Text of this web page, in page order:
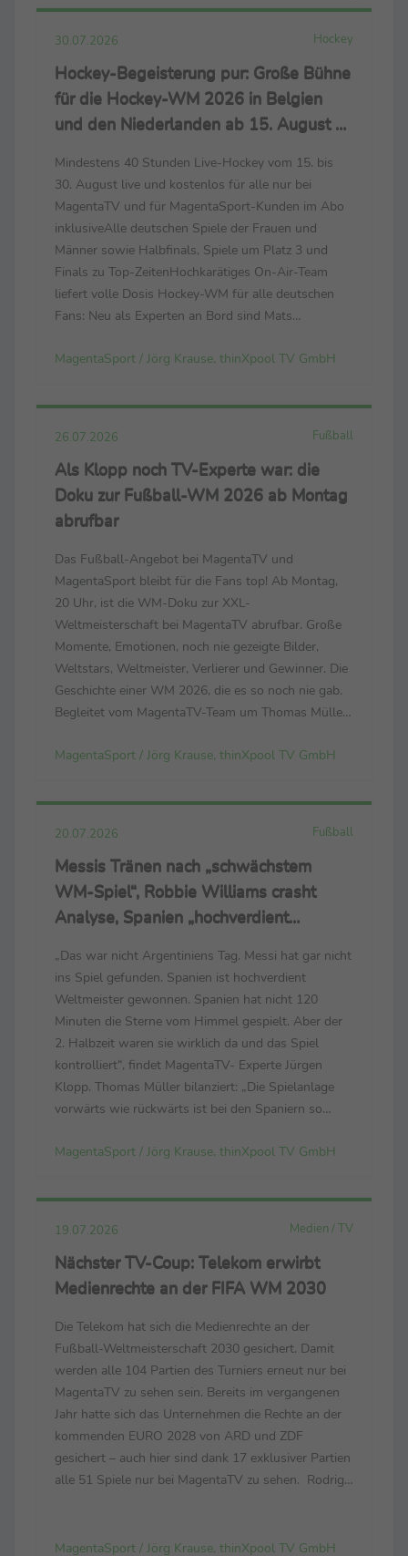
30.07.2026 Hockey
Hockey-Begeisterung pur: Große Bühne
für die Hockey-WM 2026 in Belgien
und den Niederlanden ab 15. August –
MagentaTV
Mindestens 40 Stunden Live-Hockey vom 15. bis
30. August live und kostenlos für alle nur bei
MagentaTV und für MagentaSport-Kunden im Abo
inklusiveAlle deutschen Spiele der Frauen und
Männer sowie Halbfinals, Spiele um Platz 3 und
Finals zu Top-ZeitenHochkarätiges On-Air-Team
liefert volle Dosis Hockey-WM für alle deutschen
Fans: Neu als Experten an Bord sind Mats
Leistungsträger ihrer Nationalteams Der
MagentaSport / Jörg Krause, thinXpool TV GmbH
26.07.2026 Fußball
Als Klopp noch TV-Experte war: die
Doku zur Fußball-WM 2026 ab Montag
abrufbar
Das Fußball-Angebot bei MagentaTV und
MagentaSport bleibt für die Fans top! Ab Montag,
20 Uhr, ist die WM-Doku zur XXL-
Weltmeisterschaft bei MagentaTV abrufbar. Große
Momente, Emotionen, noch nie gezeigte Bilder,
Weltstars, Weltmeister, Verlierer und Gewinner. Die
Geschichte einer WM 2026, die es so noch nie gab.
Begleitet vom MagentaTV-Team um Thomas Müller,
Bundestrainer Jürgen Klopp. (Der Link zum
MagentaSport / Jörg Krause, thinXpool TV GmbH
20.07.2026 Fußball
Messis Tränen nach „schwächstem
WM-Spiel“, Robbie Williams crasht
Analyse, Spanien „hochverdient
„Das war nicht Argentiniens Tag. Messi hat gar nicht
ins Spiel gefunden. Spanien ist hochverdient
Weltmeister gewonnen. Spanien hat nicht 120
Minuten die Sterne vom Himmel gespielt. Aber der
2. Halbzeit waren sie wirklich da und das Spiel
kontrolliert“, findet MagentaTV- Experte Jürgen
Klopp. Thomas Müller bilanziert: „Die Spielanlage
vorwärts wie rückwärts ist bei den Spaniern so
und Technik. Sie spielen mit allem.“ Luis de la ...
MagentaSport / Jörg Krause, thinXpool TV GmbH
19.07.2026 Medien / TV
Nächster TV-Coup: Telekom erwirbt
Medienrechte an der FIFA WM 2030
Die Telekom hat sich die Medienrechte an der
Fußball-Weltmeisterschaft 2030 gesichert. Damit
werden alle 104 Partien des Turniers erneut nur bei
MagentaTV zu sehen sein. Bereits im vergangenen
Jahr hatte sich das Unternehmen die Rechte an der
kommenden EURO 2028 von ARD und ZDF
gesichert – auch hier sind dank 17 exklusiver Partien
alle 51 Spiele nur bei MagentaTV zu sehen. Rodrigo
uns eine Fußball...
MagentaSport / Jörg Krause, thinXpool TV GmbH